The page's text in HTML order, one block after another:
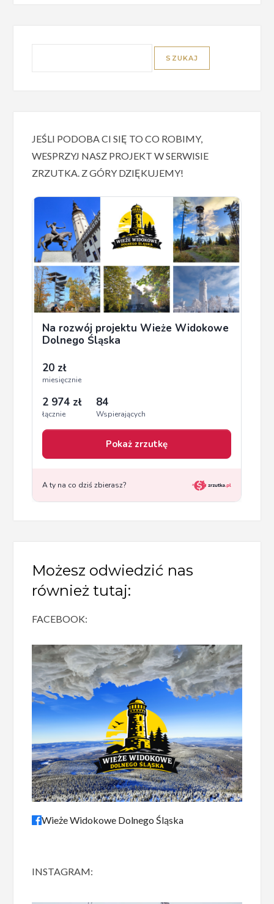
JEŚLI PODOBA CI SIĘ TO CO ROBIMY,
WESPRZYJ NASZ PROJEKT W SERWISIE
ZRZUTKA. Z GÓRY DZIĘKUJEMY!
Możesz odwiedzić nas
również tutaj:
FACEBOOK:
Wieże Widokowe Dolnego Śląska
INSTAGRAM: